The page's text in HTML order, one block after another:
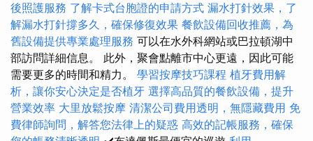
後照護服務 了解卡式台胞證的申請方式 漏水打針效果，了
解漏水打針撐多久，確保修復效果 餐飲設備回收推薦，為
舊設備提供專業處理服務 可以在水外科網站或巴拉頓湖中
部訪問詳細信息。 此外，聚會點離市中心更遠，因此可能
需要更多的時間和精力。 學習按摩技巧課程 植牙費用解
析，讓你安心決定是否植牙 選擇高品質的餐飲設備，提升
營業效率 大里放鬆按摩 清潔公司費用透明，無隱藏費用 免
費律師詢問，解答您法律上的疑惑 高效的記帳服務，確保